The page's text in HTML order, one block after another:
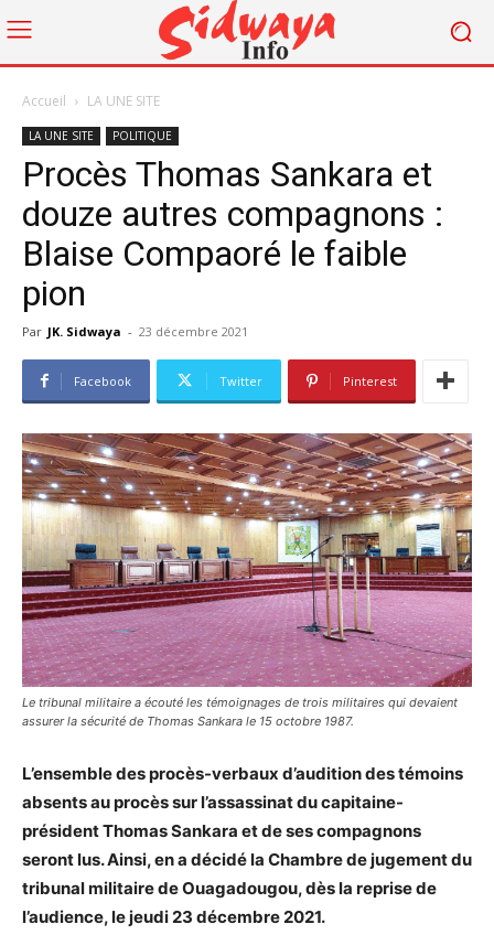
Accueil LA UNE SITE
LA UNE SITE POLITIQUE
Procès Thomas Sankara et
douze autres compagnons :
Blaise Compaoré le faible
pion
Par JK. Sidwaya - 23 décembre 2021
Facebook Twitter Pinterest
Le tribunal militaire a écouté les témoignages de trois militaires qui devaient
assurer la sécurité de Thomas Sankara le 15 octobre 1987.
L’ensemble des procès-verbaux d’audition des témoins
absents au procès sur l’assassinat du capitaine-
président Thomas Sankara et de ses compagnons
seront lus. Ainsi, en a décidé la Chambre de jugement du
tribunal militaire de Ouagadougou, dès la reprise de
l’audience, le jeudi 23 décembre 2021.